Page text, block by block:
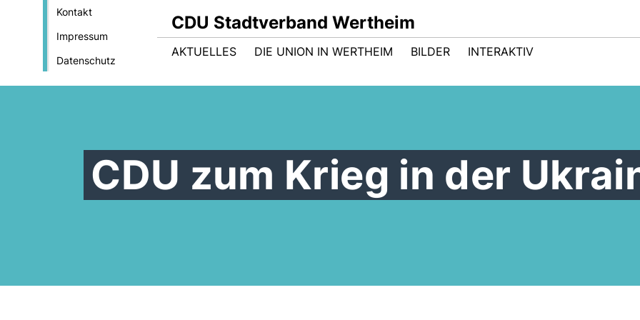
Kontakt
Impressum
Datenschutz
CDU Stadtverband Wertheim
AKTUELLES DIE UNION IN WERTHEIM BILDER INTERAKTIV
CDU zum Krieg in der